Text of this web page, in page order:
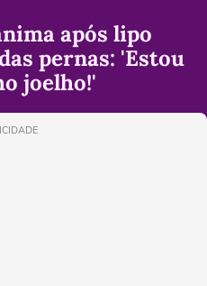
após lipo
pernas: 'Estou
joelho!'